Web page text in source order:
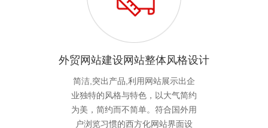
外贸网站建设网站整体风格设计
简洁,突出产品,利用网站展示出企
业独特的风格与特色，以大气简约
为美，简约而不简单。符合国外用
户浏览习惯的西方化网站界面设